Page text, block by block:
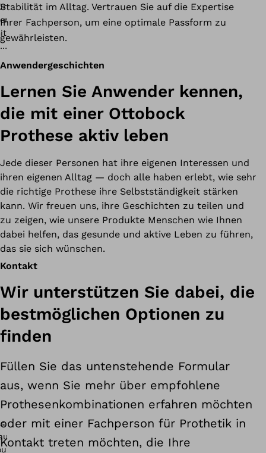
Stabilität im Alltag. Vertrauen Sie auf die Expertise
Ihrer Fachperson, um eine optimale Passform zu
gewährleisten.
Anwendergeschichten
Lernen Sie Anwender kennen,
die mit einer Ottobock
Prothese aktiv leben
Jede dieser Personen hat ihre eigenen Interessen und
ihren eigenen Alltag — doch alle haben erlebt, wie sehr
die richtige Prothese ihre Selbstständigkeit stärken
kann. Wir freuen uns, ihre Geschichten zu teilen und
zu zeigen, wie unsere Produkte Menschen wie Ihnen
dabei helfen, das gesunde und aktive Leben zu führen,
das sie sich wünschen.
Kontakt
Wir unterstützen Sie dabei, die
bestmöglichen Optionen zu
finden
Füllen Sie das untenstehende Formular
aus, wenn Sie mehr über empfohlene
Prothesenkombinationen erfahren möchten
oder mit einer Fachperson für Prothetik in
Kontakt treten möchten, die Ihre